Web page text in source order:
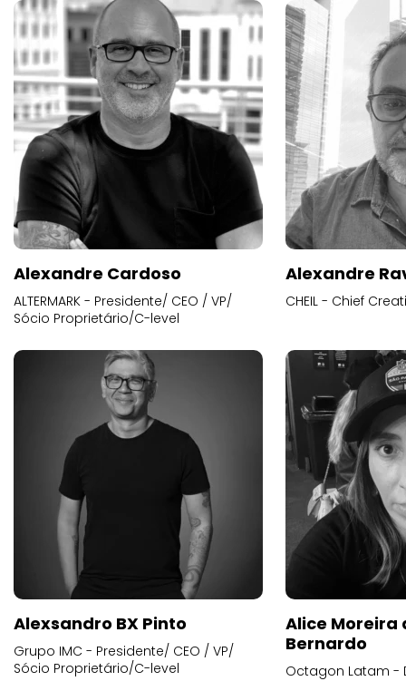
Alexandre Cardoso
ALTERMARK - Presidente/ CEO / VP/
Sócio Proprietário/C-level
Alexandre
CHEIL - Chief
Alexsandro BX Pinto
Grupo IMC - Presidente/ CEO / VP/
Sócio Proprietário/C-level
Alice
Bernardo
Octagon Latam -